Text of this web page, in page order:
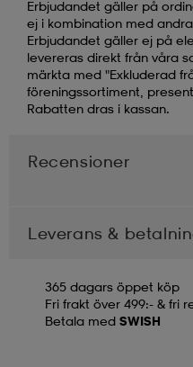
Erbjudandet gäller på
ej i kombination med
Erbjudandet gäller ej på
levereras direkt från våra
märkta med "Exkluderad
föreningssortiment,
Rabatten dras i kassan.
Recensioner
Leverans &
365 dagars öppet köp
Fri frakt över 499:- & fri
Betala med SWISH